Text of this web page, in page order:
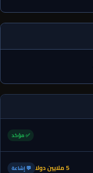
✅ مؤكد
5 ملايين دولا 💬 إشاعة